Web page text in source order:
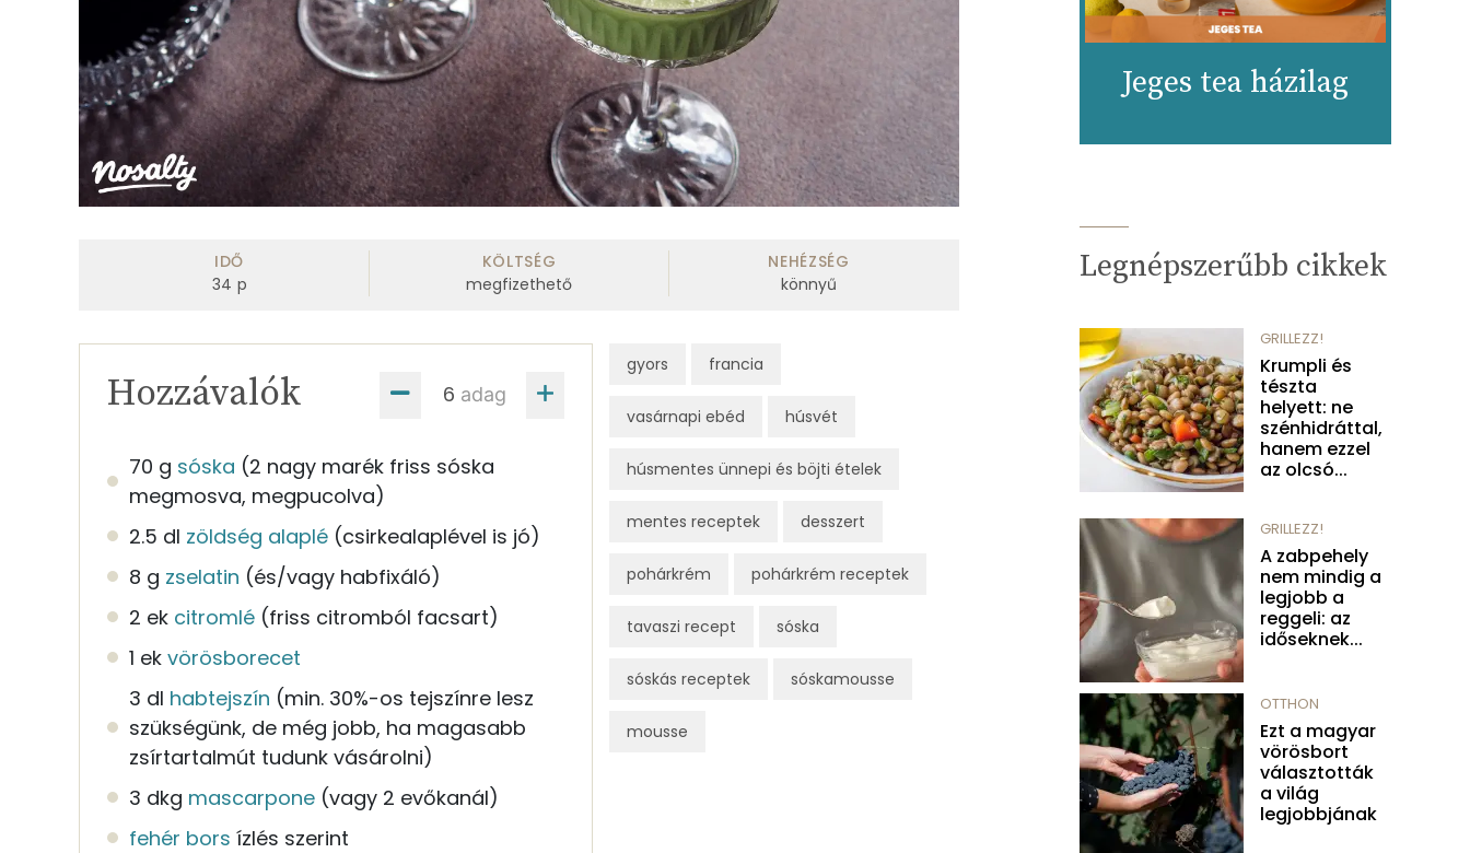
IDŐ
34 p
KÖLTSÉG
megfizethető
NEHÉZSÉG
könnyű
adag
Hozzávalók
70 g sóska (2 nagy marék friss sóska
megmosva, megpucolva)
2.5 dl zöldség alaplé (csirkealaplével is jó)
8 g zselatin (és/vagy habfixáló)
2 ek citromlé (friss citromból facsart)
1 ek vörösborecet
3 dl habtejszín (min. 30%-os tejszínre lesz
szükségünk, de még jobb, ha magasabb
zsírtartalmút tudunk vásárolni)
3 dkg mascarpone (vagy 2 evőkanál)
fehér bors ízlés szerint
gyors francia
vasárnapi ebéd húsvét
húsmentes ünnepi és böjti ételek
mentes receptek desszert
pohárkrém pohárkrém receptek
tavaszi recept sóska
sóskás receptek sóskamousse
mousse
Jeges tea házilag
Legnépszerűbb cikkek
GRILLEZZ!
Krumpli és
tészta
helyett: ne
szénhidráttal,
hanem ezzel
az olcsó...
GRILLEZZ!
A zabpehely
nem mindig a
legjobb a
reggeli: az
időseknek...
OTTHON
Ezt a magyar
vörösbort
választották
a világ
legjobbjának